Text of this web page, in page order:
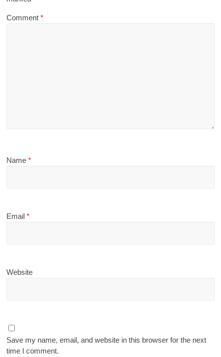
Comment*
Name*
Email*
Website
Save my name, email, and website in this browser for the next
time I comment.